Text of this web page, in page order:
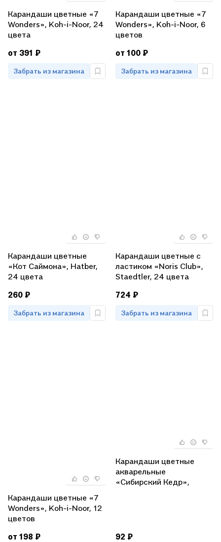
Карандаши цветные «7
Wonders», Koh-i-Noor, 24
цвета
от 391 ₽
Забрать из магазина
Карандаши цветные «7
Wonders», Koh-i-Noor, 6
цветов
от 100 ₽
Забрать из магазина
Карандаши цветные
«Кот Саймона», Hatber,
24 цвета
260 ₽
Забрать из магазина
Карандаши цветные с
ластиком «Noris Club»,
Staedtler, 24 цвета
724 ₽
Забрать из магазина
Карандаши цветные «7
Wonders», Koh-i-Noor, 12
цветов
от 198 ₽
Карандаши цветные
акварельные
«Сибирский Кедр»,
92 ₽